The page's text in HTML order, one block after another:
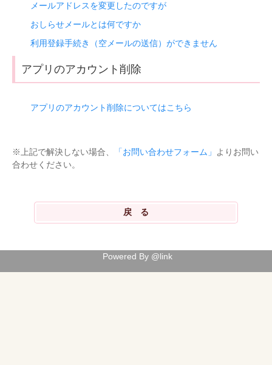
メールアドレスを変更したのですが
おしらせメールとは何ですか
利用登録手続き（空メールの送信）ができません
アプリのアカウント削除
アプリのアカウント削除についてはこちら
※上記で解決しない場合、 「お問い合わせフォーム」
よりお問い
合わせください。
Powered By @link